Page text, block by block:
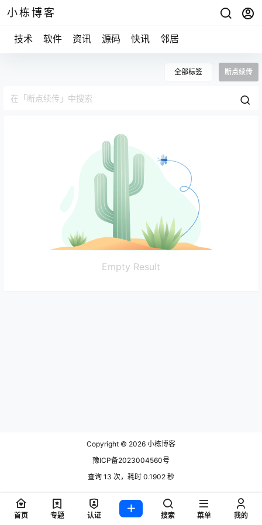
小栋博客
技术 软件 资讯 源码 快讯 邻居
全部标签 断点续传
Empty Result
Copyright © 2026 小栋博客
豫ICP备2023004560号
查询 13 次，耗时 0.1902 秒
首页 专题 认证 搜索 菜单 我的